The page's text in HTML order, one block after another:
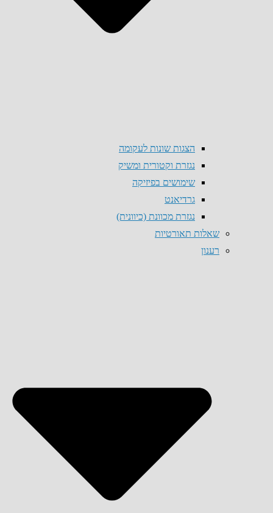
הצגות שונות לעקומה
נגזרת וקטורית ומשיק
שימושים בפיזיקה
גרדיאנט
נגזרת מכוונת (כיוונית)
שאלות תאורטיות
רענון